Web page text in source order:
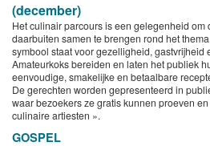
(december)
Het culinair parcours is een gelegenheid om
daarbuiten samen te brengen rond het
symbool staat voor gezelligheid, gastvrijheid
Amateurkoks bereiden en laten het publiek
eenvoudige, smakelijke en betaalbare
De gerechten worden gepresenteerd in
waar bezoekers ze gratis kunnen proeven
culinaire artiesten ».
GOSPEL